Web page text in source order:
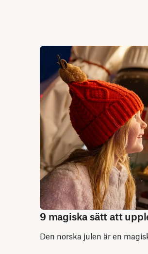
9 magiska sätt att
Den norska julen är en